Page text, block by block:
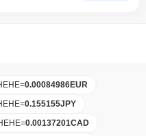
=0.00084986EUR
=0.155155JPY
=0.00137201CAD